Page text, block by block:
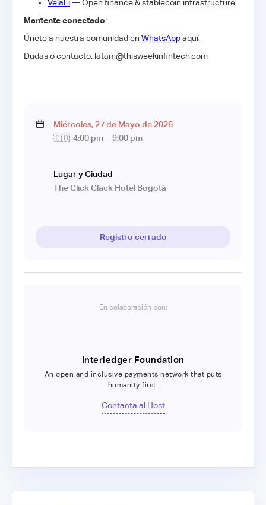
VelaFi— Open finance & stablecoin infrastructure
Mantente conectado:
​Únete a nuestra comunidad en WhatsAppaquí.
​Dudas o contacto: latam@thisweekinfintech.com
Miércoles, 27de Mayo de 2026
🇨🇴 4:00 pm - 9:00 pm
Lugar y Ciudad
The Click Clack Hotel Bogotá
Registro cerrado
En colaboración con:
Interledger Foundation
An open and inclusive payments network that puts
humanity first.
Contacta al Host